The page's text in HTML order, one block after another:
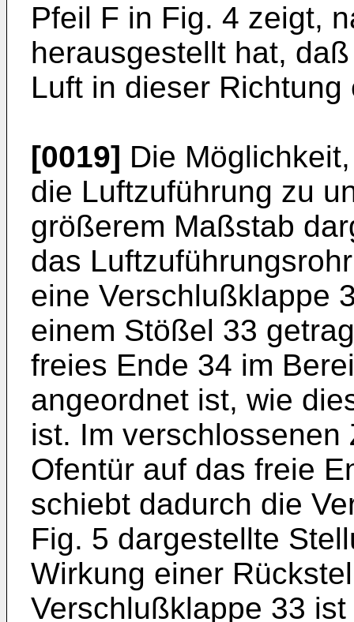
Pfeil F in Fig. 4 zeigt,
herausgestellt hat,
Luft in dieser
[0019] Die
die Luftzuführung zu
größerem Maßstab
das
eine Verschlußklappe
einem Stößel 33
freies Ende 34 im
angeordnet ist, wie
ist. Im
Ofentür auf das freie
schiebt dadurch die
Fig. 5 dargestellte
Wirkung einer
Verschlußklappe 33